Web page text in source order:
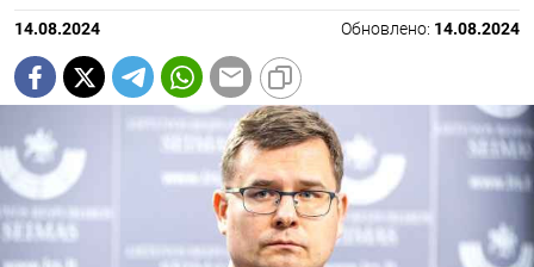
14.08.2024 Обновлено: 14.08.2024